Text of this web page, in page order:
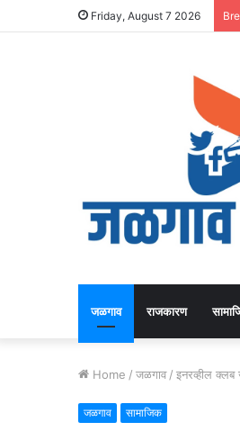
Friday, August 7 2026
जळगाव राजकारण
Home / जळगाव / इनरव्हील क्लब
जळगाव सामाजिक